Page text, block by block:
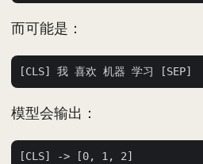
而可能是：
模型会输出：
[CLS] -> [0, 1, 2]